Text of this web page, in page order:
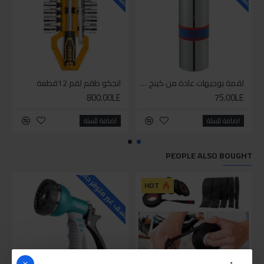
لقمة بوجيهات عادة من كينج توني 16مم
75.00LE
اضافة للسلة
انجكو طقم لقم 12قطعة
800.00LE
اضافة للسلة
PEOPLE ALSO BOUGHT
HOT للاسف غير متوفر حاليا